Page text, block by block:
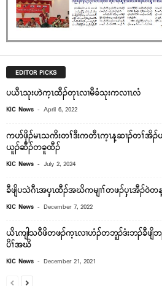
EDITOR PICKS
ပယီၤသုးဟဲက့ၤထီၣ်တုၤလၢမီခံသုးကလၢၤလံ
KIC News - April 6, 2022
ကပာ်ဖှိၣ်မၤသကိးတၢ်ဒီးကတီၤက့ၤန့ဆၢၣ်တၢ်အိၣ်
ယူၣ်ဆီၣ်တခူထီၣ်
KIC News - July 2, 2024
ခီဖျိပသဲဂီၤအၦ့ၤထီၣ်အဃိကမျၢၢ်တဖၣ်ၦ့ၤအီၣ်၀ဲတ
KIC News - December 7, 2022
ယိၤကျါသ၀ီဖိတဖၣ်က့ၤလၢဟံၣ်တဘူၣ်ဒံးဘၣ်ခီ
ပိၢ်အဃိ
KIC News - December 21, 2021